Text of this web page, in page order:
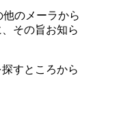
のメーラから
その旨お知ら
すところから